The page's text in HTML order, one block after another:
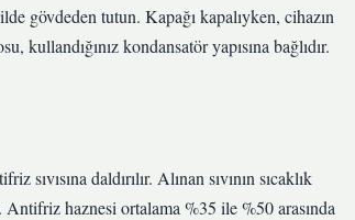
gövdeden tutun. Kapağı kapalıyken, cihazın
kullandığınız kondansatör yapısına bağlıdır.
daldırılır. Alınan sıvının sıcaklık
haznesi ortalama %35 ile %50 arasında